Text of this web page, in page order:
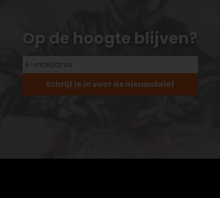
Op de hoogte blijven?
Schrijf je in voor de nieuwsbrief